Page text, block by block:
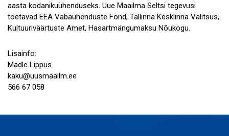
aasta kodanikuühenduseks. Uue Maailma Seltsi tegevusi
toetavad EEA Vabaühenduste Fond, Tallinna Kesklinna Valitsus,
Kultuuriväärtuste Amet, Hasartmängumaksu Nõukogu.
Lisainfo:
Madle Lippus
kaku@uusmaailm.ee
566 67 058